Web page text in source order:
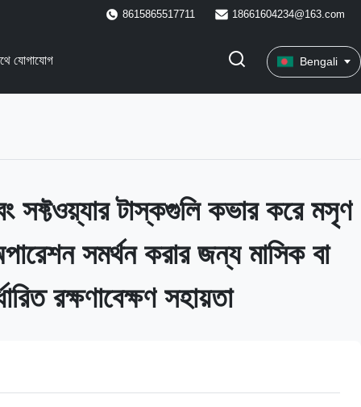
8615865517711 18661604234@163.com
যোগাযোগ Bengali
সফ্টওয়্যার টাস্কগুলি কভার করে মসৃণ
সমর্থন করার জন্য মাসিক বা
রক্ষণাবেক্ষণ সহায়তা